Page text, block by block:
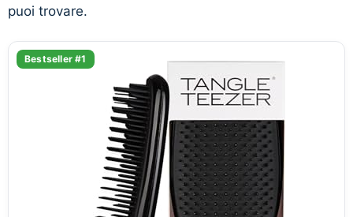
puoi trovare.
Bestseller #1